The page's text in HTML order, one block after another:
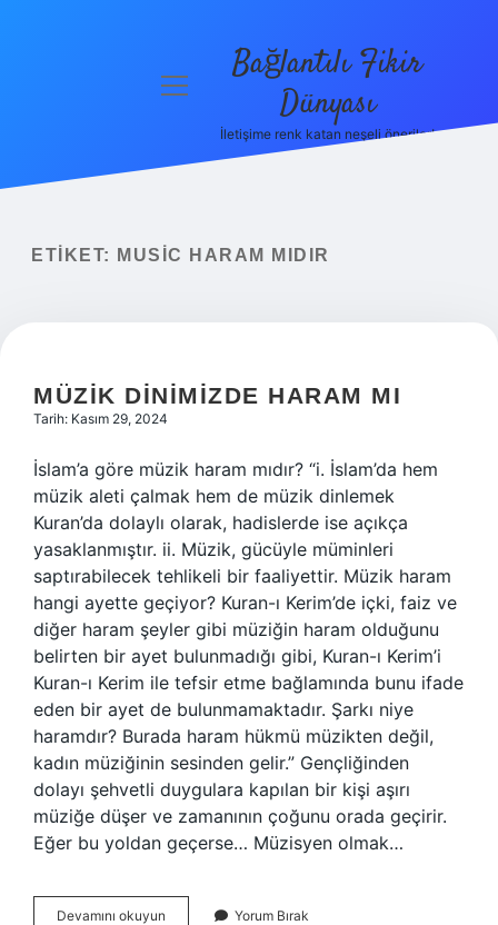
menüyü
Bağlantılı Fikir
Dünyası
İletişime renk katan neşeli öneriler!
ETIKET: MUSIC HARAM MIDIR
MÜZIK DINIMIZDE HARAM MI
Tarih: Kasım 29, 2024
İslam’a göre müzik haram mıdır? “i. İslam’da hem
müzik aleti çalmak hem de müzik dinlemek
Kuran’da dolaylı olarak, hadislerde ise açıkça
yasaklanmıştır. ii. Müzik, gücüyle müminleri
saptırabilecek tehlikeli bir faaliyettir. Müzik haram
hangi ayette geçiyor? Kuran-ı Kerim’de içki, faiz ve
diğer haram şeyler gibi müziğin haram olduğunu
belirten bir ayet bulunmadığı gibi, Kuran-ı Kerim’i
Kuran-ı Kerim ile tefsir etme bağlamında bunu ifade
eden bir ayet de bulunmamaktadır. Şarkı niye
haramdır? Burada haram hükmü müzikten değil,
kadın müziğinin sesinden gelir.” Gençliğinden
dolayı şehvetli duygulara kapılan bir kişi aşırı
müziğe düşer ve zamanının çoğunu orada geçirir.
Eğer bu yoldan geçerse… Müzisyen olmak…
Devamını okuyun Yorum Bırak